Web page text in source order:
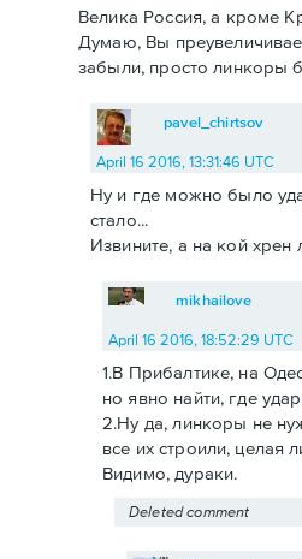
Велика Россия, а кроме
Думаю, Вы
забыли, просто линкоры
pavel_chirtsov
April 16 2016, 13:31:46 UTC
Ну и где можно было
стало...
Извините, а на кой хрен
mikhailove
April 16 2016, 18:52:29 UTC
1.В Прибалтике, на
но явно найти, где
2.Ну да, линкоры не
все их строили, целая
Видимо, дураки.
Deleted comment